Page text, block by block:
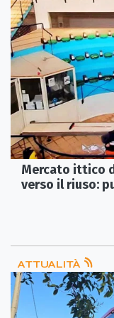
Mercato ittico
verso il riuso:
ATTUALITÀ